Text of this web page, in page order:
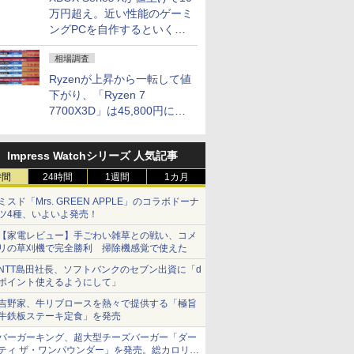
万円超え。近い性能のゲーミ
ングPCを自作するといくら
になる？
相場調査
Ryzenが上昇から一転して値
下がり、「Ryzen 7
7700X3D」は45,800円に急
との価格逆転解消 [8月前半の
CPU価格]
Impress Watchシリーズ 人気記事
24時間 1週間 1カ月
スド「Mrs. GREEN APPLE」のコラボドーナ
4種、いよいよ発売！
家電レビュー】手ごわい雑草との戦い、コメ
の草刈機で完全勝利 掃除機感覚で使えた
島田社長、ソフトバンクのセブン出資に「d
イント使えるようにして」
野家、牛リブロースを熱々で提供する「極旨
鉄板ステーキ定食」を発売
ーガーキング、超大型チーズバーガー「ダー
ィ ザ・ワンパウンダー」を発売。総カロリー